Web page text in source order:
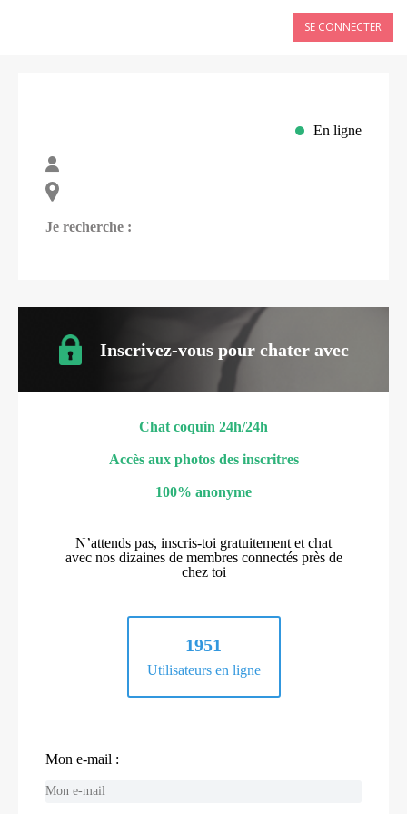
SE CONNECTER
En ligne
Je recherche :
Inscrivez-vous pour chater avec
Chat coquin 24h/24h
Accès aux photos des inscritres
100% anonyme
N’attends pas, inscris-toi gratuitement et chat
avec nos dizaines de membres connectés près de
chez toi
1951
Utilisateurs en ligne
Mon e-mail :